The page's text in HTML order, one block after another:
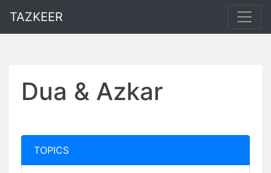
TAZKEER
Dua & Azkar
TOPICS